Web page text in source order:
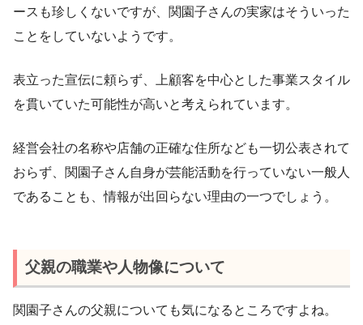
ースも珍しくないですが、関園子さんの実家はそういった
ことをしていないようです。
表立った宣伝に頼らず、上顧客を中心とした事業スタイル
を貫いていた可能性が高いと考えられています。
経営会社の名称や店舗の正確な住所なども一切公表されて
おらず、関園子さん自身が芸能活動を行っていない一般人
であることも、情報が出回らない理由の一つでしょう。
父親の職業や人物像について
関園子さんの父親についても気になるところですよね。